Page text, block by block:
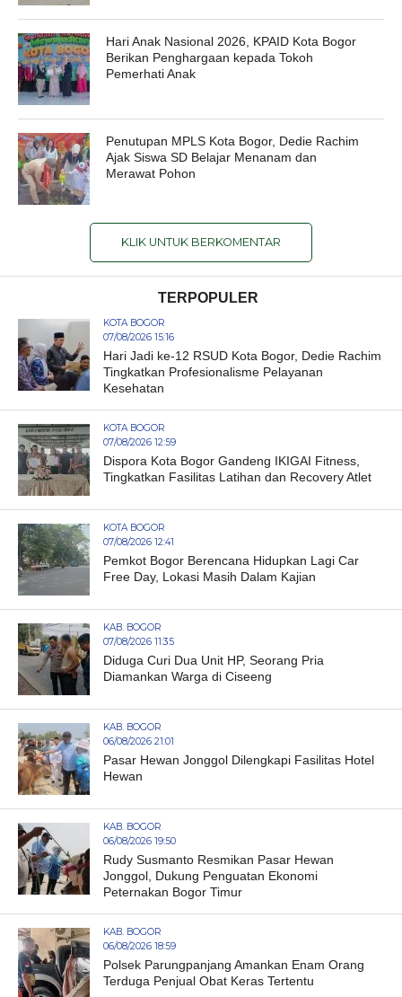
Hari Anak Nasional 2026, KPAID Kota Bogor
Berikan Penghargaan kepada Tokoh
Pemerhati Anak
Penutupan MPLS Kota Bogor, Dedie Rachim
Ajak Siswa SD Belajar Menanam dan
Merawat Pohon
KLIK UNTUK BERKOMENTAR
TERPOPULER
KOTA BOGOR
07/08/2026 15:16
Hari Jadi ke-12 RSUD Kota Bogor, Dedie Rachim
Tingkatkan Profesionalisme Pelayanan
Kesehatan
KOTA BOGOR
07/08/2026 12:59
Dispora Kota Bogor Gandeng IKIGAI Fitness,
Tingkatkan Fasilitas Latihan dan Recovery Atlet
KOTA BOGOR
07/08/2026 12:41
Pemkot Bogor Berencana Hidupkan Lagi Car
Free Day, Lokasi Masih Dalam Kajian
KAB. BOGOR
07/08/2026 11:35
Diduga Curi Dua Unit HP, Seorang Pria
Diamankan Warga di Ciseeng
KAB. BOGOR
06/08/2026 21:01
Pasar Hewan Jonggol Dilengkapi Fasilitas Hotel
Hewan
KAB. BOGOR
06/08/2026 19:50
Rudy Susmanto Resmikan Pasar Hewan
Jonggol, Dukung Penguatan Ekonomi
Peternakan Bogor Timur
KAB. BOGOR
06/08/2026 18:59
Polsek Parungpanjang Amankan Enam Orang
Terduga Penjual Obat Keras Tertentu